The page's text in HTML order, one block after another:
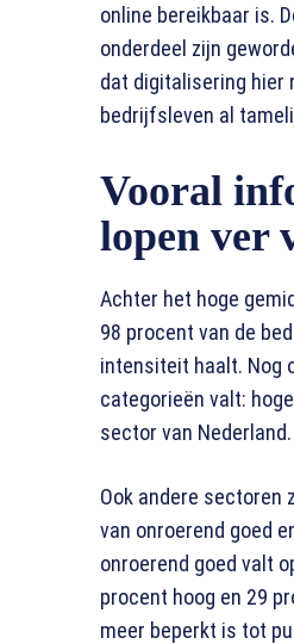
online bereikbaar is.
onderdeel zijn
dat digitalisering hier
bedrijfsleven al
Vooral
lopen ver
Achter het hoge
98 procent van de
intensiteit haalt. Nog
categorieën valt:
sector van Nederland.
Ook andere sectoren
van onroerend goed
onroerend goed valt
procent hoog en 29
meer beperkt is tot